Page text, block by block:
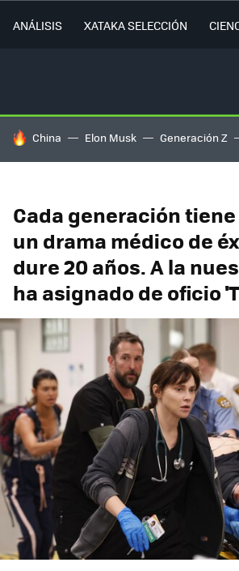
ANÁLISIS XATAKA SELECCIÓN
HOY SE HABLA DE
China Elon Musk Generación Z
Cada generación
un drama médico de
dure 20 años. A la
ha asignado de oficio